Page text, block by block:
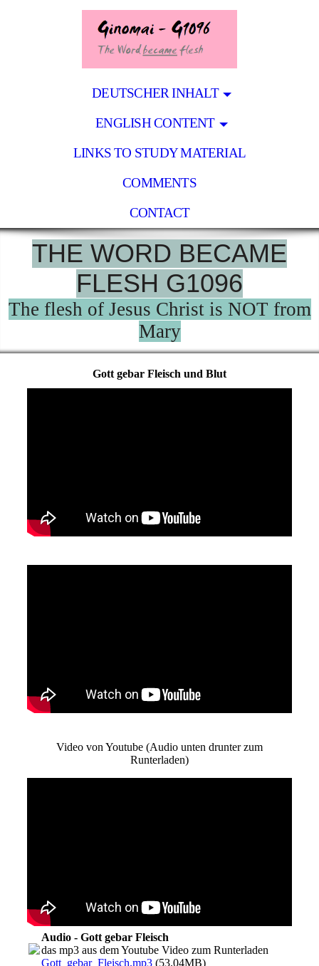
DEUTSCHER INHALT
ENGLISH CONTENT
LINKS TO STUDY MATERIAL
COMMENTS
CONTACT
THE WORD BECAME
FLESH G1096
The flesh of Jesus Christ is NOT from
Mary
Gott gebar Fleisch und Blut
Video von Youtube (Audio unten drunter zum
Runterladen)
Audio - Gott gebar Fleisch
das mp3 aus dem Youtube Video zum Runterladen
Gott_gebar_Fleisch.mp3(53.04MB)